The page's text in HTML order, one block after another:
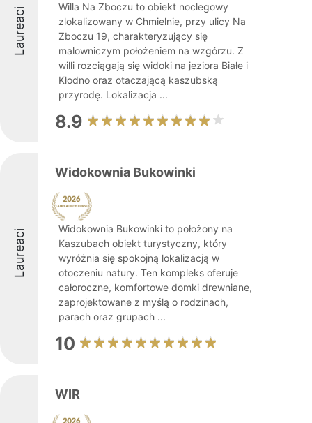
Laureaci
Willa Na Zboczu to obiekt noclegowy
zlokalizowany w Chmielnie, przy ulicy Na
Zboczu 19, charakteryzujący się
malowniczym położeniem na wzgórzu. Z
willi rozciągają się widoki na jeziora Białe i
Kłodno oraz otaczającą kaszubską
przyrodę. Lokalizacja ...
8.9
Laureaci
Widokownia Bukowinki
Widokownia Bukowinki to położony na
Kaszubach obiekt turystyczny, który
wyróżnia się spokojną lokalizacją w
otoczeniu natury. Ten kompleks oferuje
całoroczne, komfortowe domki drewniane,
zaprojektowane z myślą o rodzinach,
parach oraz grupach ...
10
WIR